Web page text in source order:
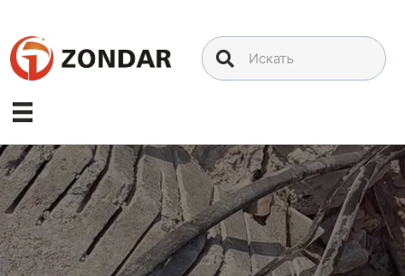
содержимому